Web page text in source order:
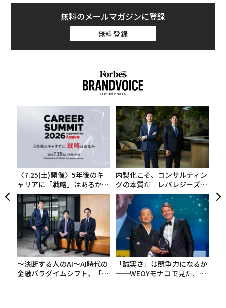
無料のメールマガジンに登録
無料登録
〈7.25(土)開催〉5年後のキ
ャリアに「戦略」はあるか。
トップエグゼクティブのキャ
リアに触れる1日│CAREER S
UMMIT 2026
内製化こそ、コンサルティン
グの本質だ レバレジーズが
実践する、次世代ファームの
全貌
〜決断する人のAI〜AI時代の
金融パラダイムシフト、「超
「誠実さ」は競争力になるか
──WEOYモナコで見た、く